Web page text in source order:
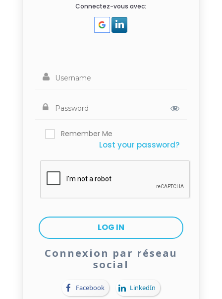
Connectez-vous avec:
Remember Me
Lost your password?
Connexion par réseau
social
Facebook LinkedIn